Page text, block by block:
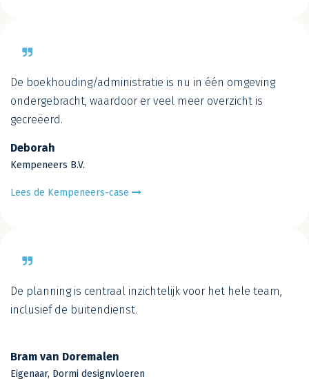
De boekhouding/administratie is nu in één omgeving
ondergebracht, waardoor er veel meer overzicht is
gecreëerd.
Deborah
Kempeneers B.V.
Lees de Kempeneers-case
De planning is centraal inzichtelijk voor het hele team,
inclusief de buitendienst.
Bram van Doremalen
Eigenaar, Dormi designvloeren